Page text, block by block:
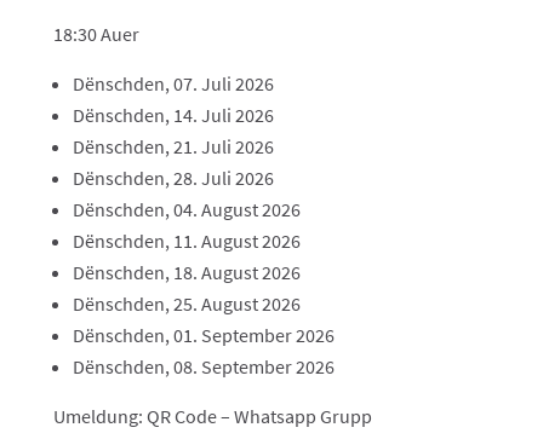
18:30 Auer
Dënschden, 07. Juli 2026
Dënschden, 14. Juli 2026
Dënschden, 21. Juli 2026
Dënschden, 28. Juli 2026
Dënschden, 04. August 2026
Dënschden, 11. August 2026
Dënschden, 18. August 2026
Dënschden, 25. August 2026
Dënschden, 01. September 2026
Dënschden, 08. September 2026
Umeldung: QR Code – Whatsapp Grupp